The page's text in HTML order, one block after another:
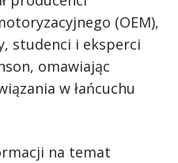
(OEM),
studenci i eksperci
omawiając
w łańcuchu
na temat